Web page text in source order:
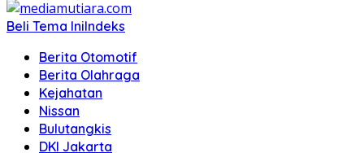
Beli Tema IniIndeks
Berita Otomotif
Berita Olahraga
Kejahatan
Nissan
Bulutangkis
DKI Jakarta